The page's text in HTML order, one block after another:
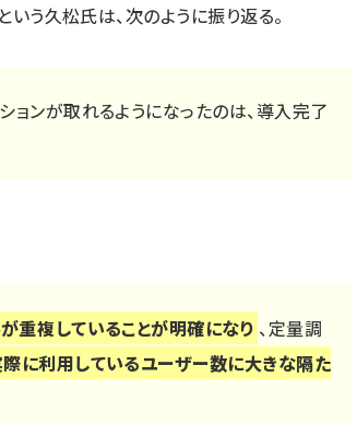
う久松氏は、次のように振り返る。
ンが取れるようになったのは、導入完了
重複していることが明確になり 、定量調
に利用しているユーザー数に大きな隔た